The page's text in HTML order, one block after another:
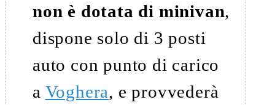
non è dotata di minivan,
dispone solo di 3 posti
auto con punto di carico
a Voghera, e provvederà